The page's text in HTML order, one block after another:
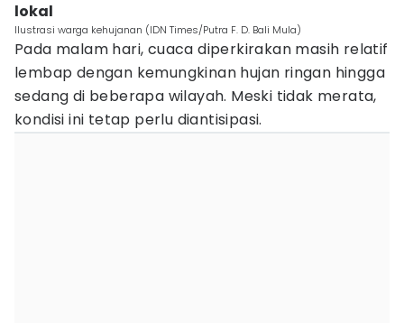
lokal
Ilustrasi warga kehujanan (IDN Times/Putra F. D. Bali Mula)
Pada malam hari, cuaca diperkirakan masih relatif
lembap dengan kemungkinan hujan ringan hingga
sedang di beberapa wilayah. Meski tidak merata,
kondisi ini tetap perlu diantisipasi.